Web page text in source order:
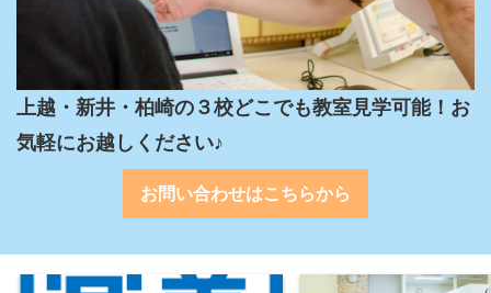
上越・新井・柏崎の３校どこでも教室見学可能！お
気軽にお越しください♪
お問い合わせはこちらから